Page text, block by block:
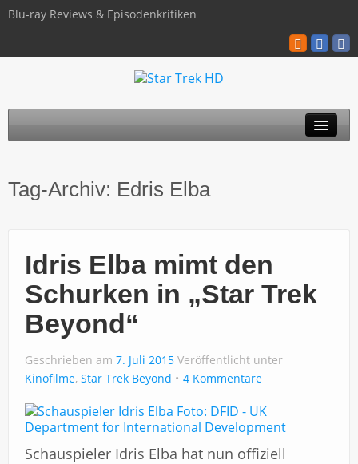
Blu-ray Reviews & Episodenkritiken
TNG
Kinofilme
Blu-ray / 4K
Über uns
Impressum
Tag-Archiv: Edris Elba
Idris Elba mimt den
Schurken in „Star Trek
Beyond“
Geschrieben am 7. Juli 2015 Veröffentlicht unter
Kinofilme, Star Trek Beyond 4 Kommentare
Schauspieler Idris Elba hat nun offiziell